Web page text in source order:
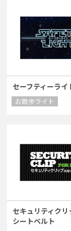
セーフティーライ
お散歩ライト
セキュリティクリ
シートベルト